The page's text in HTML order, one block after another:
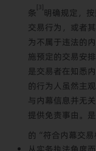
条 [3] 明确规定，
交易行为，或者
为不属于违法的
施预定的交易安
是交易者在知悉
的行为人虽然主
与内幕信息并无
提供免责事由。
的“符合内幕交易